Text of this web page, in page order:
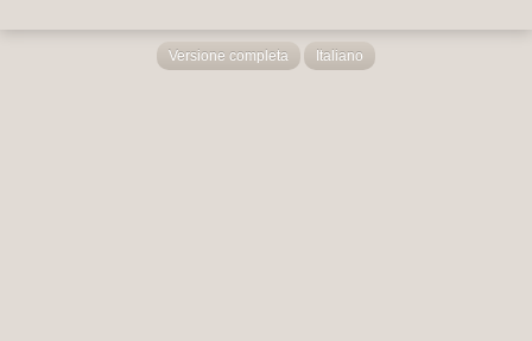
Versione completa Italiano